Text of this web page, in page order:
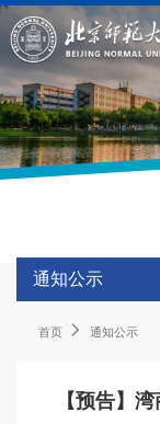
通知公示
首页 通知公示
【预告】